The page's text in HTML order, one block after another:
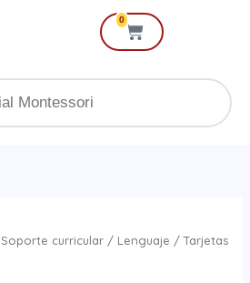
0
Cart
Soporte curricular/ Lenguaje / Tarjetas